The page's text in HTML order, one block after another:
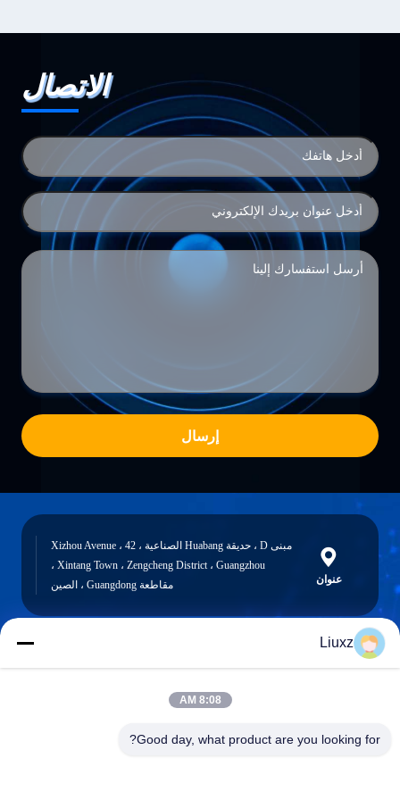
الاتصال
إرسال
عنوان
مبنى D ، حديقة Huabang الصناعية ، 42 Xizhou Avenue ،
Xintang Town ، Zengcheng District ، Guangzhou ،
مقاطعة Guangdong ، الصين
Liuxz
8:08 AM
Good day, what product are you looking for?